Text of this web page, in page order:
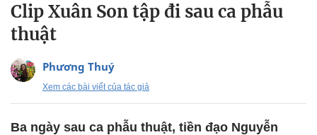
Clip Xuân Son tập đi sau ca phẫu
thuật
Phương Thuý
Xem các bài viết của tác giả
Ba ngày sau ca phẫu thuật, tiền đạo Nguyễn